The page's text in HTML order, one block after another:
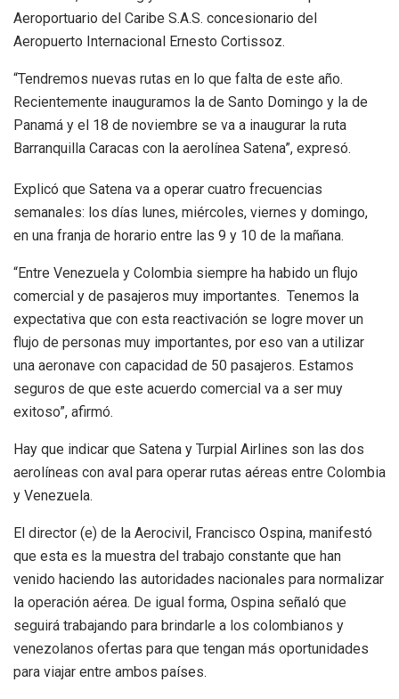
Aeroportuario del Caribe S.A.S. concesionario del
Aeropuerto Internacional Ernesto Cortissoz.
“Tendremos nuevas rutas en lo que falta de este año.
Recientemente inauguramos la de Santo Domingo y la de
Panamá y el 18 de noviembre se va a inaugurar la ruta
Barranquilla Caracas con la aerolínea Satena”, expresó.
Explicó que Satena va a operar cuatro frecuencias
semanales: los días lunes, miércoles, viernes y domingo,
en una franja de horario entre las 9 y 10 de la mañana.
“Entre Venezuela y Colombia siempre ha habido un flujo
comercial y de pasajeros muy importantes. Tenemos la
expectativa que con esta reactivación se logre mover un
flujo de personas muy importantes, por eso van a utilizar
una aeronave con capacidad de 50 pasajeros. Estamos
seguros de que este acuerdo comercial va a ser muy
exitoso”, afirmó.
Hay que indicar que Satena y Turpial Airlines son las dos
aerolíneas con aval para operar rutas aéreas entre Colombia
y Venezuela.
El director (e) de la Aerocivil, Francisco Ospina, manifestó
que esta es la muestra del trabajo constante que han
venido haciendo las autoridades nacionales para normalizar
la operación aérea. De igual forma, Ospina señaló que
seguirá trabajando para brindarle a los colombianos y
venezolanos ofertas para que tengan más oportunidades
para viajar entre ambos países.